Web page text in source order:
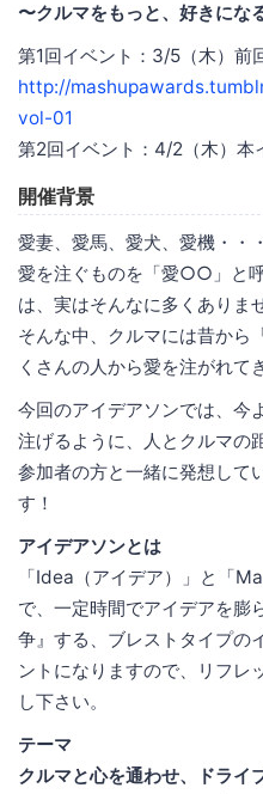
〜クルマをもっと、好きにな
第1回イベント：3/5（木）前
http://
vol-01
第2回イベント：4/2（木）本
開催背景
愛妻、愛馬、愛犬、愛機・・・
愛を注ぐものを「愛○○」と
は、実はそんなに多くありま
そんな中、クルマには昔から
くさんの人から愛を注がれて
今回のアイデアソンでは、今
注げるように、人とクルマの
参加者の方と一緒に発想して
す！
アイデアソンとは
「Idea（アイデア）」と「
で、一定時間でアイデアを膨
争』する、ブレストタイプの
ントになりますので、リフレ
し下さい。
テーマ
クルマと心を通わせ、ドライ